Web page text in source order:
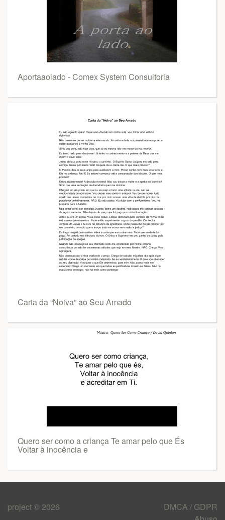
Aportaaolado - Comex System Consultoria
Carta da “Noiva” ao Seu Amado
Quero ser como a criança Te amar pelo que És
Voltar à inocência e
project © 2026
DMCA / GDPR